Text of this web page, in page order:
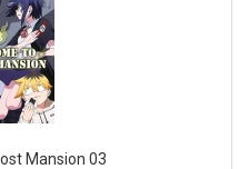
Mansion 03